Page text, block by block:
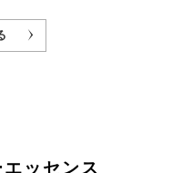
エッセンス